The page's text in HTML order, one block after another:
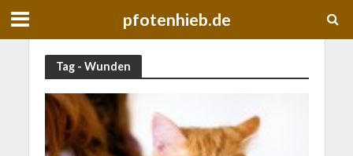
pfotenhieb.de
Tag - Wunden